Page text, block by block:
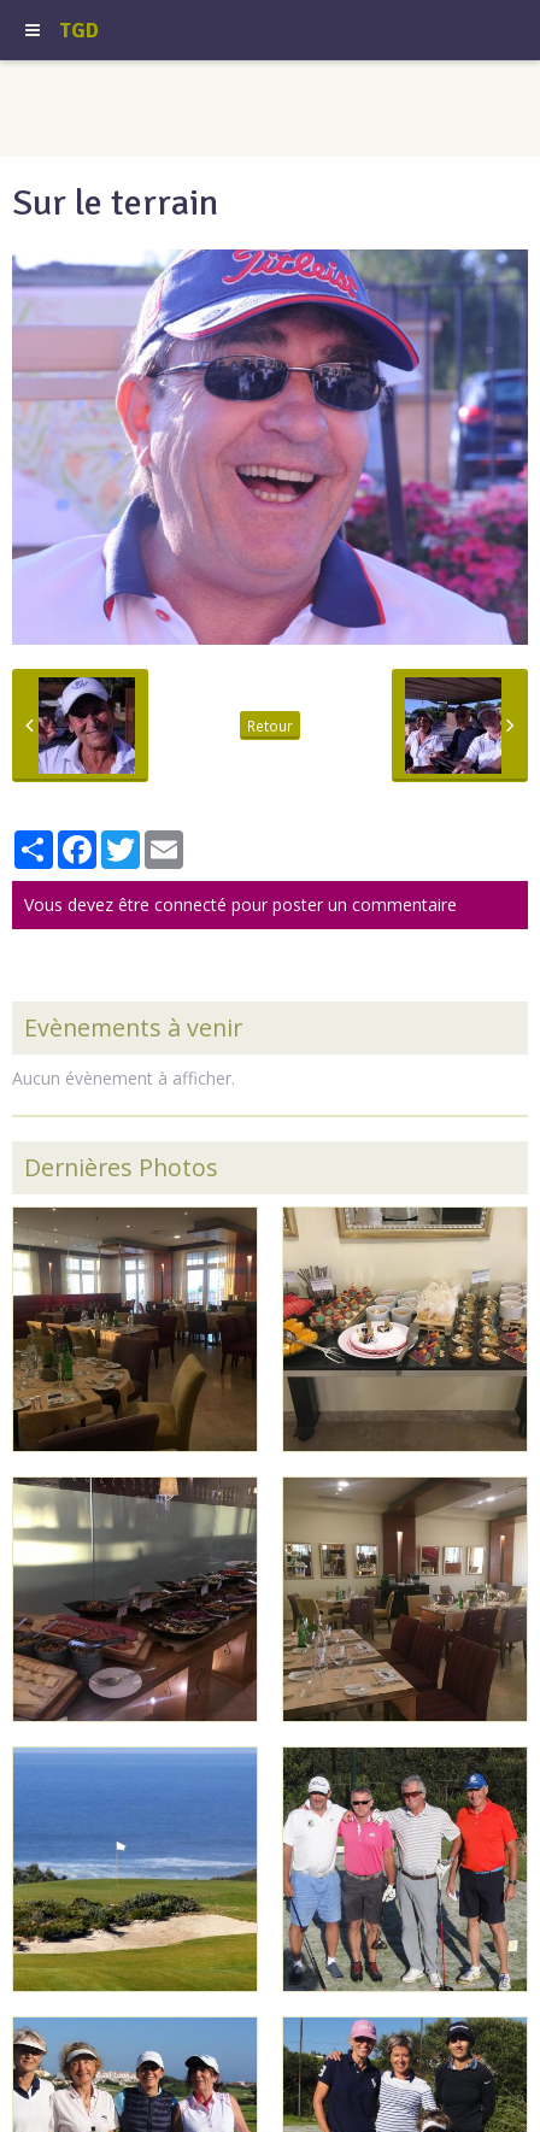
TGD
Sur le terrain
Retour
PartagerFacebook
Twitter
Vous devez être connecté pour poster un commentaire
Evènements à venir
Aucun évènement à afficher.
Dernières Photos